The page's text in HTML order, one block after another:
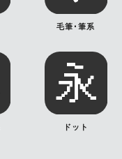
毛筆･筆系
ドット